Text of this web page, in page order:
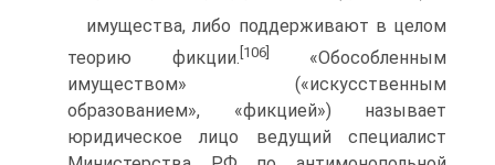
имущества, либо поддерживают в целом
теорию фикции. [106]
«Обособленным
имущест­вом» («искусственным
образованием», «фикцией») называет
юридическое лицо веду­щий специалист